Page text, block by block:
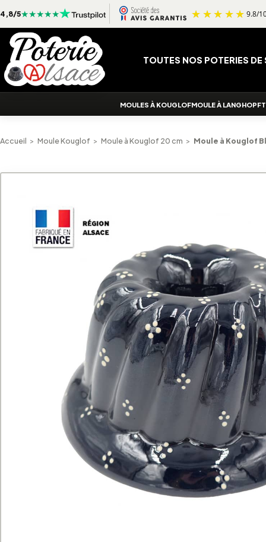
Aller au contenu
4,8/5
TOUTES NOS POTERIES
MOULES À KOUGLOFMOULE À LANGHOPF
Accueil > Moule Kouglof > Moule à Kouglof 20 cm > Moule à Kouglof